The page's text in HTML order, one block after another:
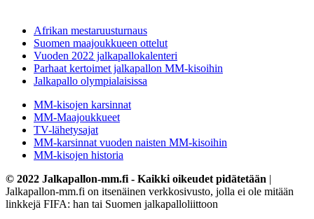
Afrikan mestaruusturnaus
Suomen maajoukkueen ottelut
Vuoden 2022 jalkapallokalenteri
Parhaat kertoimet jalkapallon MM-kisoihin
Jalkapallo olympialaisissa
MM-kisojen karsinnat
MM-Maajoukkueet
TV-lähetysajat
MM-karsinnat vuoden naisten MM-kisoihin
MM-kisojen historia
© 2022 Jalkapallon-mm.fi - Kaikki oikeudet pidätetään |
Jalkapallon-mm.fi on itsenäinen verkkosivusto, jolla ei ole mitään
linkkejä FIFA: han tai Suomen jalkapalloliittoon